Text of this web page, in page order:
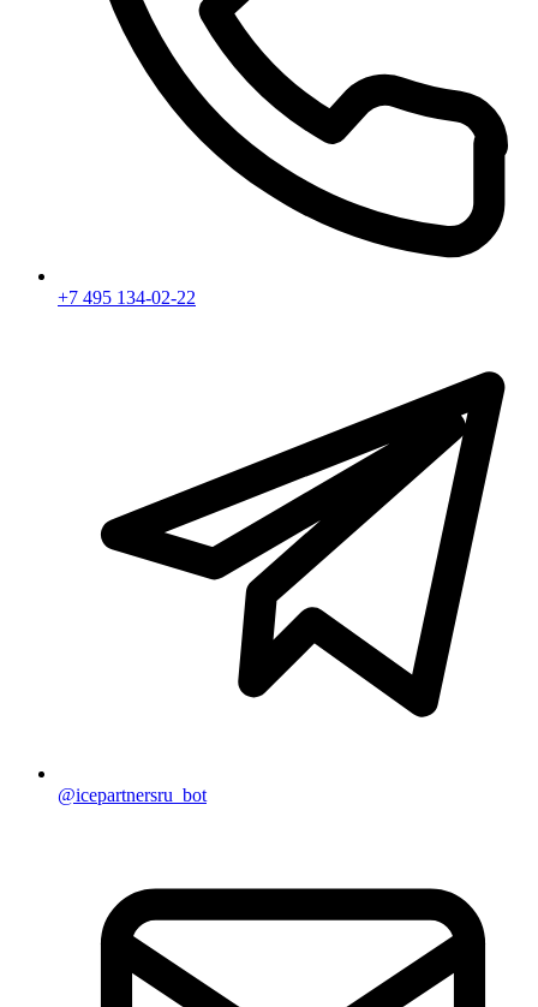
+7 495 134-02-22
@icepartnersru_bot